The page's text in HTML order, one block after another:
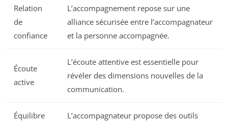
Relation
de
confiance
L’accompagnement repose sur une
alliance sécurisée entre l’accompagnateur
et la personne accompagnée.
Écoute
active
L’écoute attentive est essentielle pour
révéler des dimensions nouvelles de la
communication.
Équilibre
L’accompagnateur propose des outils